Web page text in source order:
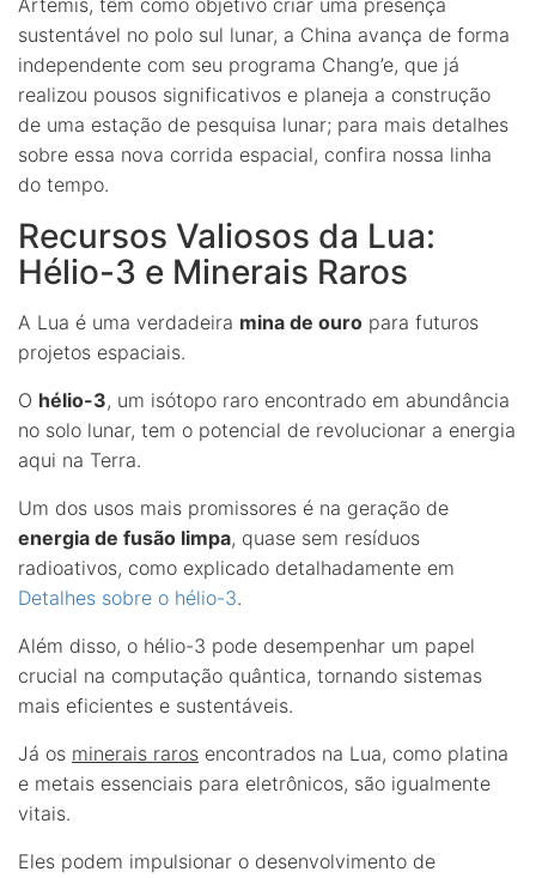
Artemis, têm como objetivo criar uma presença
sustentável no polo sul lunar, a China avança de forma
independente com seu programa Chang’e, que já
realizou pousos significativos e planeja a construção
de uma estação de pesquisa lunar; para mais detalhes
sobre essa nova corrida espacial, confira nossa linha
do tempo.
Recursos Valiosos da Lua:
Hélio-3 e Minerais Raros
A Lua é uma verdadeira mina de ouro para futuros
projetos espaciais.
O hélio-3, um isótopo raro encontrado em abundância
no solo lunar, tem o potencial de revolucionar a energia
aqui na Terra.
Um dos usos mais promissores é na geração de
energia de fusão limpa, quase sem resíduos
radioativos, como explicado detalhadamente em
Detalhes sobre o hélio-3.
Além disso, o hélio-3 pode desempenhar um papel
crucial na computação quântica, tornando sistemas
mais eficientes e sustentáveis.
Já os minerais raros encontrados na Lua, como platina
e metais essenciais para eletrônicos, são igualmente
vitais.
Eles podem impulsionar o desenvolvimento de